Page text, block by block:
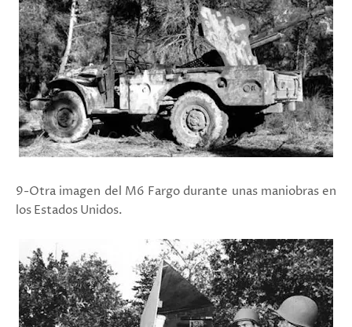
9-Otra imagen del M6 Fargo durante unas maniobras en
los Estados Unidos.